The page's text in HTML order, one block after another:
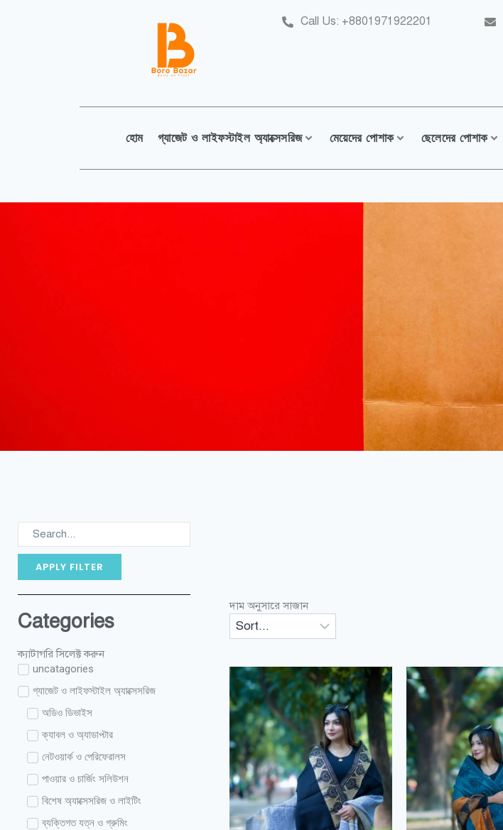
Call Us: +8801971922201
হোম গ্যাজেট ও লাইফস্টাইল অ্যাক্সেসরিজ মেয়েদের পোশাক ছেলেদের পোশাক
APPLY FILTER
Categories
ক্যাটাগরি সিলেক্ট করুন
uncatagories
গ্যাজেট ও লাইফস্টাইল অ্যাক্সেসরিজ
অডিও ডিভাইস
ক্যাবল ও অ্যাডাপ্টার
নেটওয়ার্ক ও পেরিফেরালস
পাওয়ার ও চার্জিং সলিউশন
বিশেষ অ্যাক্সেসরিজ ও লাইটিং
ব্যক্তিগত যত্ন ও গ্রুমিং
দাম অনুসারে সাজান